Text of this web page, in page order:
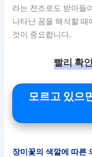
라는 전조로도 받아들
나타난 꿈을 해석할
것이 중요합니다.
빨리 확
모르고 있으
장미꽃의 색깔에 따른